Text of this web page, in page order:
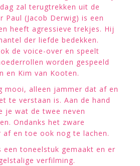
zal terugtrekken uit de
Paul (Jacob Derwig) is een
heeft agressieve trekjes. Hij
der liefde bedekken.
de voice-over en speelt
worden gespeeld
en Kim van Kooten.
mooi, alleen jammer dat af en
te verstaan is. Aan de hand
je wat de twee neven
Ondanks het zware
af en toe ook nog te lachen.
een toneelstuk gemaakt en er
verfilming.